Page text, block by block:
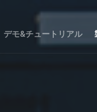
デモ&チュートリアル